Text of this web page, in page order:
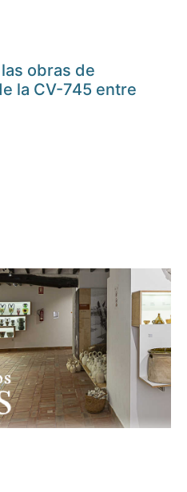
obras de
la CV-745 entre